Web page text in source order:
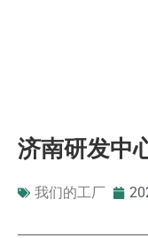
济南研发中
我们的工厂